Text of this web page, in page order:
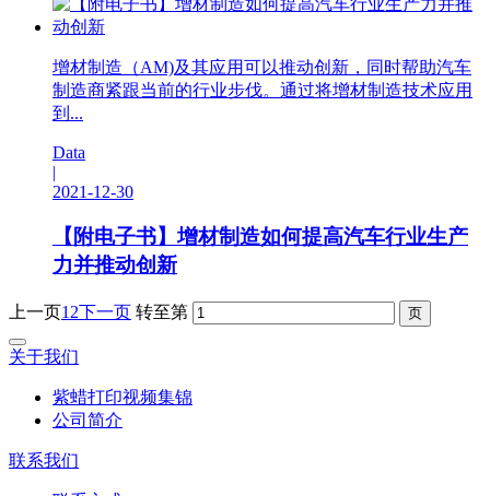
增材制造（AM)及其应用可以推动创新，同时帮助汽车
制造商紧跟当前的行业步伐。通过将增材制造技术应用
到...
Data
|
2021-12-30
【附电子书】增材制造如何提高汽车行业生产
力并推动创新
上一页1 2下一页 转至第
关于我们
紫蜡打印视频集锦
公司简介
联系我们